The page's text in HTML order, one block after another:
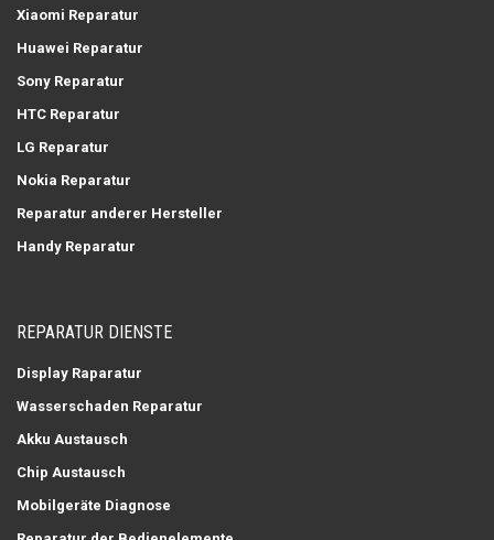
Xiaomi Reparatur
Huawei Reparatur
Sony Reparatur
HTC Reparatur
LG Reparatur
Nokia Reparatur
Reparatur anderer Hersteller
Handy Reparatur
REPARATUR DIENSTE
Display Raparatur
Wasserschaden Reparatur
Akku Austausch
Chip Austausch
Mobilgeräte Diagnose